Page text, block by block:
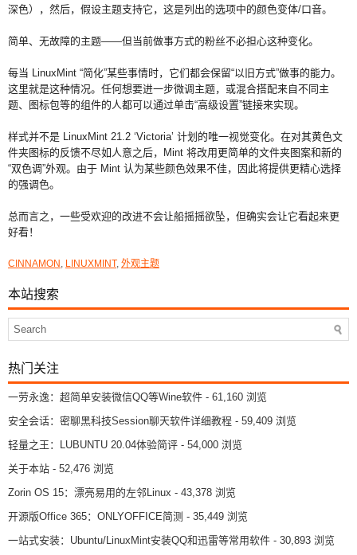
深色），然后，假设主题支持它，这是列出的选项中的颜色变体/口音。
简单、无故障的主题——但当前做事方式的粉丝不必担心这种变化。
每当 LinuxMint “简化”某些事情时，它们都会保留“以旧方式”做事的能力。
这里就是这种情况。任何想要进一步微调主题，或混合搭配来自不同主
题、图标包等的组件的人都可以通过单击“高级设置”链接来实现。
样式并不是 LinuxMint 21.2 ‘Victoria’ 计划的唯一视觉变化。在对其黄色文
件夹图标的反馈不尽如人意之后，Mint 将改用更简单的文件夹图案和新的
“双色调”外观。由于 Mint 认为某些颜色效果不佳，因此将提供更精心选择
的强调色。
总而言之，一些受欢迎的改进不会让船摇摇欲坠，但确实会让它看起来更
好看！
CINNAMON, LINUXMINT, 外观主题
本站搜索
热门关注
一劳永逸：超简单安装微信QQ等Wine软件 - 61,160 浏览
安全会话：密聊黑科技Session聊天软件详细教程 - 59,409 浏览
轻量之王：LUBUNTU 20.04体验简评 - 54,000 浏览
关于本站 - 52,476 浏览
Zorin OS 15：漂亮易用的左邻Linux - 43,378 浏览
开源版Office 365：ONLYOFFICE简测 - 35,449 浏览
一站式安装：Ubuntu/LinuxMint安装QQ和迅雷等常用软件 - 30,893 浏览